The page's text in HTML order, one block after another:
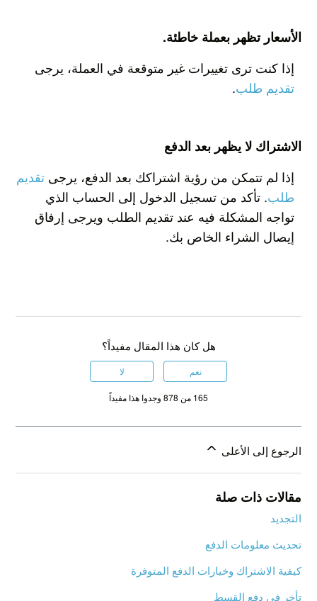
الأسعار تظهر بعملة خاطئة.
إذا كنت ترى تغييرات غير متوقعة في العملة، يرجى
تقديم طلب.
الاشتراك لا يظهر بعد الدفع
إذا لم تتمكن من رؤية اشتراكك بعد الدفع، يرجىتقديم
طلب. تأكد من تسجيل الدخول إلى الحساب الذي
تواجه المشكلة فيه عند تقديم الطلب ويرجى إرفاق
إيصال الشراء الخاص بك.
هل كان هذا المقال مفيداً؟
نعم لا
165 من 878 وجدوا هذا مفيداً
الرجوع إلى الأعلى
مقالات ذات صلة
التجديد
تحديث معلومات الدفع
كيفية الاشتراك وخيارات الدفع المتوفرة
تأخر في دفع القسط